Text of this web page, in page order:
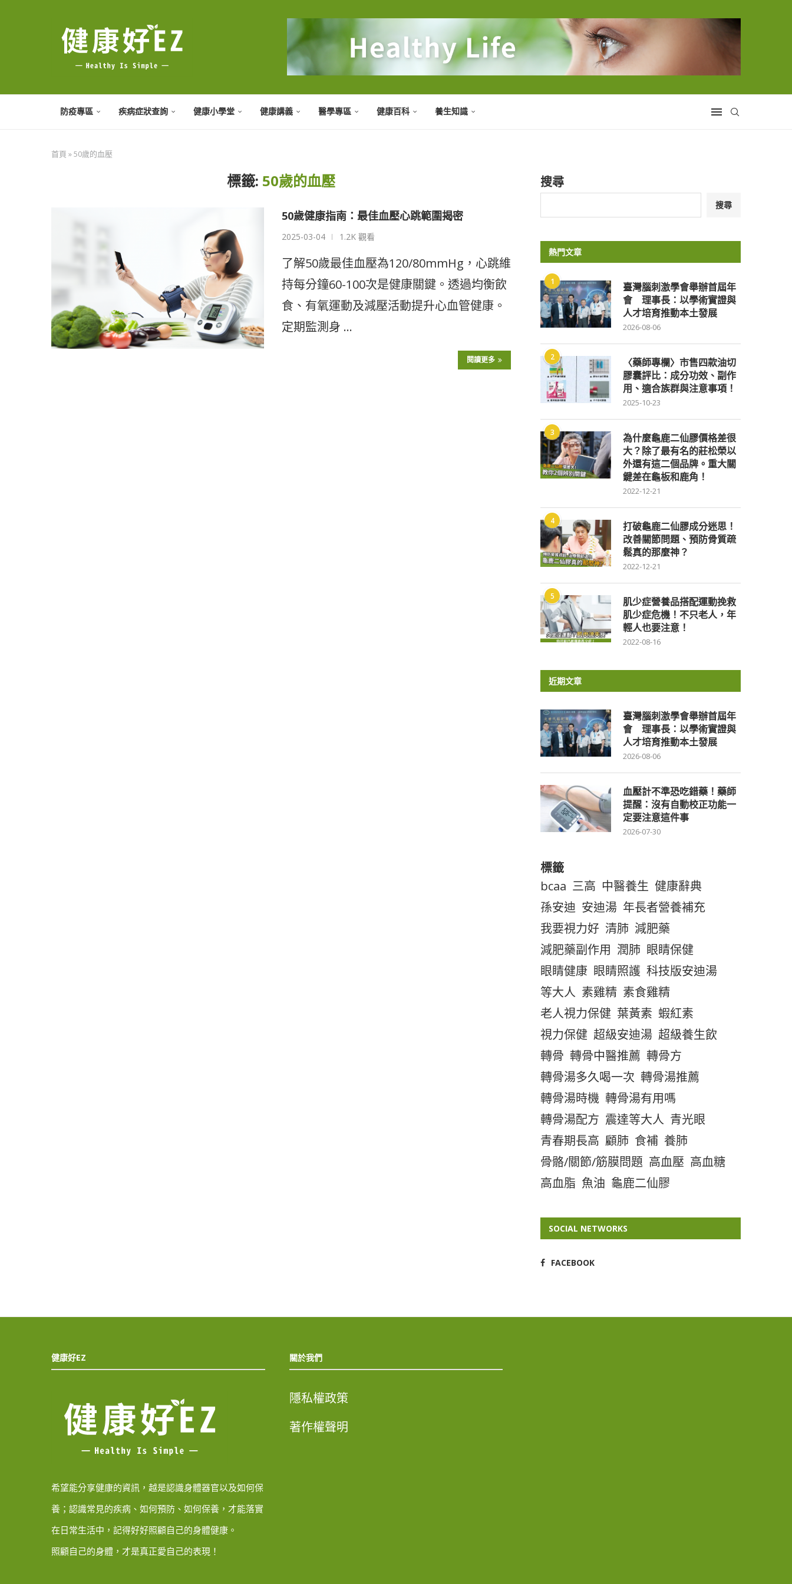
防疫專區 疾病症狀查詢 健康小學堂 健康講義 醫學專區 健康百科 養生知識
首頁 »50歲的血壓
標籤: 50歲的血壓
50歲健康指南：最佳血壓心跳範圍揭密
2025-03-04 1.2K 觀看
了解50歲最佳血壓為120/80mmHg，心跳維
持每分鐘60-100次是健康關鍵。透過均衡飲
食、有氧運動及減壓活動提升心血管健康。
定期監測身 …
閱讀更多
搜尋
搜尋
熱門文章
1
臺灣腦刺激學會舉辦首屆年
會 理事長：以學術實證與
人才培育推動本土發展
2026-08-06
2
〈藥師專欄〉市售四款油切
膠囊評比：成分功效、副作
用、適合族群與注意事項！
2025-10-23
3
為什麼龜鹿二仙膠價格差很
大？除了最有名的莊松榮以
外還有這二個品牌。重大關
鍵差在龜板和鹿角！
2022-12-21
4
打破龜鹿二仙膠成分迷思！
改善關節問題、預防骨質疏
鬆真的那麼神？
2022-12-21
5
肌少症營養品搭配運動挽救
肌少症危機！不只老人，年
輕人也要注意！
2022-08-16
近期文章
臺灣腦刺激學會舉辦首屆年
會 理事長：以學術實證與
人才培育推動本土發展
2026-08-06
血壓計不準恐吃錯藥！藥師
提醒：沒有自動校正功能一
定要注意這件事
2026-07-30
標籤
bcaa 三高 中醫養生 健康辭典
孫安迪 安迪湯 年長者營養補充
我要視力好 清肺 減肥藥
減肥藥副作用 潤肺 眼睛保健
眼睛健康 眼睛照護 科技版安迪湯
等大人 素雞精 素食雞精
老人視力保健 葉黃素 蝦紅素
視力保健 超級安迪湯 超級養生飲
轉骨 轉骨中醫推薦 轉骨方
轉骨湯多久喝一次 轉骨湯推薦
轉骨湯時機 轉骨湯有用嗎
轉骨湯配方 震達等大人 青光眼
青春期長高 顧肺 食補 養肺
骨骼/關節/筋膜問題 高血壓 高血糖
高血脂 魚油 龜鹿二仙膠
SOCIAL NETWORKS
FACEBOOK
健康好EZ
希望能分享健康的資訊，越是認識身體器官以及如何保
養；認識常見的疾病、如何預防、如何保養，才能落實
在日常生活中，記得好好照顧自己的身體健康。
照顧自己的身體，才是真正愛自己的表現！
關於我們
隱私權政策
著作權聲明